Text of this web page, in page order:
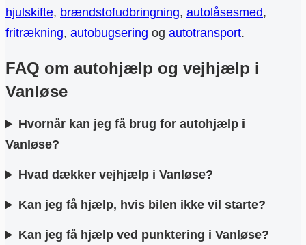
hjulskifte, brændstofudbringning, autolåsesmed,
fritrækning, autobugsering og autotransport.
FAQ om autohjælp og vejhjælp i
Vanløse
Hvornår kan jeg få brug for autohjælp i
Vanløse?
Hvad dækker vejhjælp i Vanløse?
Kan jeg få hjælp, hvis bilen ikke vil starte?
Kan jeg få hjælp ved punktering i Vanløse?